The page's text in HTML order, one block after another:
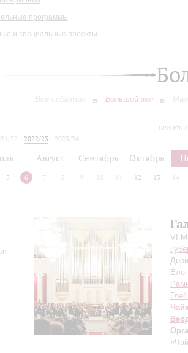
программы
и специальные проекты
Все события Большой зал
22 2022/23
2023/24
Август Сентябрь Октябрь
5 6 7 8 9 10 12 13 14
VI